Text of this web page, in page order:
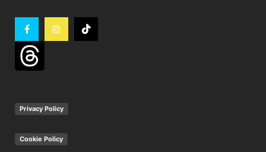
Privacy Policy
Cookie Policy